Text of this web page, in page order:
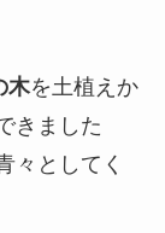
木を土植えか
きました
々としてく